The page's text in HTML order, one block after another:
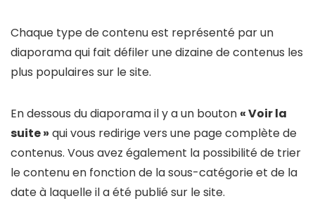
Chaque type de contenu est représenté par un
diaporama qui fait défiler une dizaine de contenus les
plus populaires sur le site.
En dessous du diaporama il y a un bouton « Voir la
suite » qui vous redirige vers une page complète de
contenus. Vous avez également la possibilité de trier
le contenu en fonction de la sous-catégorie et de la
date à laquelle il a été publié sur le site.